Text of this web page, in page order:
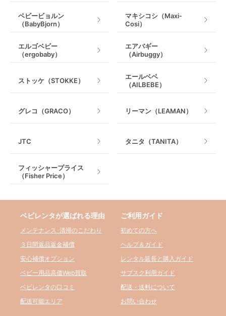
ベビービョルン
（BabyBjorn）
マキシコシ（Maxi-
Cosi）
エルゴベビー
（ergobaby）
エアバギー
（Airbuggy）
ストッケ（STOKKE）
エールベベ
（AILBEBE）
グレコ（GRACO） リーマン（LEAMAN）
JTC タニタ（TANITA）
フィッシャープライス
（Fisher Price）
ベビレンタが選ばれる理由
メンテナンス･清掃のこだわり
３日間返品返金補償
安心補償オプション
ベビー用品高価Web買取
ベビレンタの口コミ
配送可能エリア
ご利用ガイド
初めての方へ
ヘルプ＆ガイド
レンタル延長と購入ガイド
サブスク利用ガイド
配送・送料について
お問い合わせ